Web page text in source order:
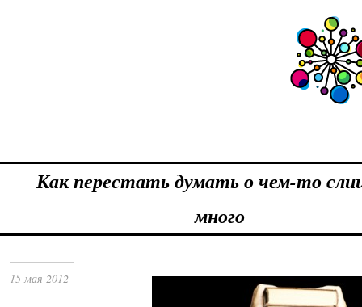
Как перестать думать о чем-то
много
15 мая 2012